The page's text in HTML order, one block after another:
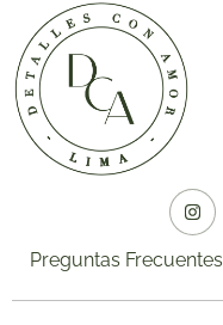
Preguntas Frecuentes